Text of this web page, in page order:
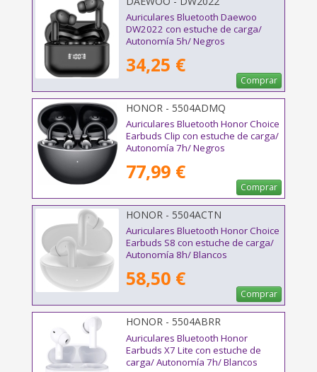
Auriculares Bluetooth Daewoo
DW2022 con estuche de carga/
Autonomía 5h/ Negros
34,25 €
Comprar
HONOR - 5504ADMQ
Auriculares Bluetooth Honor Choice
Earbuds Clip con estuche de carga/
Autonomía 7h/ Negros
77,99 €
Comprar
HONOR - 5504ACTN
Auriculares Bluetooth Honor Choice
Earbuds S8 con estuche de carga/
Autonomía 8h/ Blancos
58,50 €
Comprar
HONOR - 5504ABRR
Auriculares Bluetooth Honor
Earbuds X7 Lite con estuche de
carga/ Autonomía 7h/ Blancos